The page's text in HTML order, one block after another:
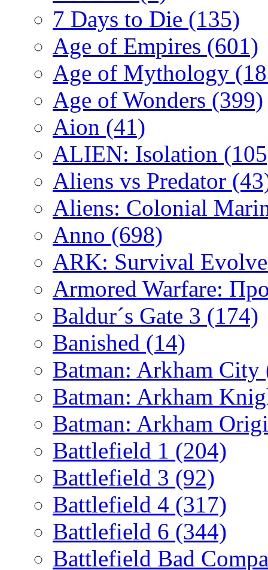
7 Days to Die (135)
Age of Empires (601)
Age of Mythology
Age of Wonders (399)
Aion (41)
ALIEN: Isolation
Aliens vs Predator
Aliens: Colonial
Anno (698)
ARK: Survival
Armored Warfare:
Baldur´s Gate 3 (174)
Banished (14)
Batman: Arkham City
Batman: Arkham
Batman: Arkham
Battlefield 1 (204)
Battlefield 3 (92)
Battlefield 4 (317)
Battlefield 6 (344)
Battlefield Bad